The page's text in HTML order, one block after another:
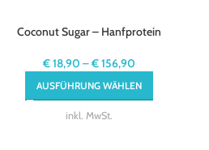
Coconut Sugar – Hanfprotein
€18,90 –€156,90
AUSFÜHRUNG WÄHLEN
inkl. MwSt.